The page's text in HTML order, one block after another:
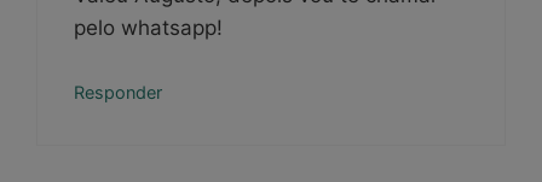
pelo whatsapp!
Responder